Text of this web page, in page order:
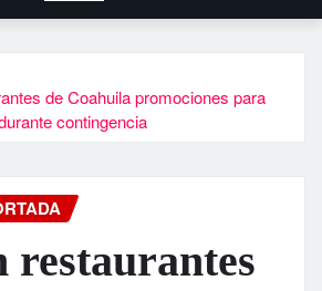
de Coahuila promociones para
contingencia
restaurantes